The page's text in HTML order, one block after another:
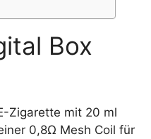
Box
Zigarette mit 20 ml
0,8Ω Mesh Coil für